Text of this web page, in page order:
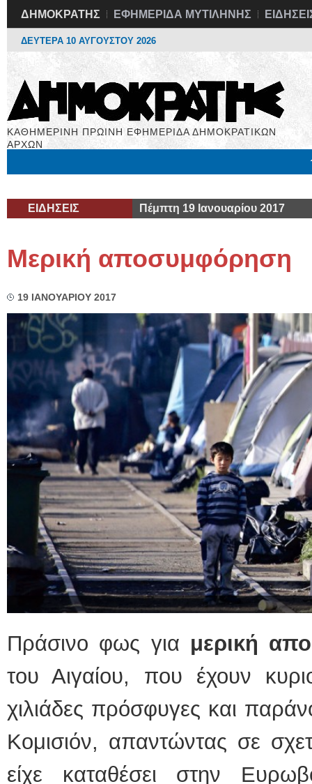
ΔΗΜΟΚΡΑΤΗΣ ΕΦΗΜΕΡΙΔΑ ΜΥΤΙΛΗΝΗΣ
ΔΕΥΤΕΡΑ 10 ΑΥΓΟΥΣΤΟΥ 2026
ΚΑΘΗΜΕΡΙΝΗ ΠΡΩΙΝΗ ΕΦΗΜΕΡΙΔΑ ΔΗΜΟΚΡΑΤΙΚΩΝ
ΑΡΧΩΝ
ΕΙΔΗΣΕΙΣ Πέμπτη 19 Ιανουαρίου 2017
Μερική αποσυμφόρηση
19 ΙΑΝΟΥΑΡΙΟΥ 2017
Πράσινο φως για μερική
του Αιγαίου, που έχουν
χιλιάδες πρόσφυγες και
Κομισιόν, απαντώντας σε
είχε καταθέσει στην